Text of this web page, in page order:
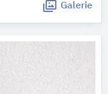
Galerie